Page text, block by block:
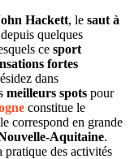
Hackett, le saut à
quelques
ce sport
fortes
dans
meilleurs spots pour
constitue le
correspond en grande
Aquitaine.
pratique des activités